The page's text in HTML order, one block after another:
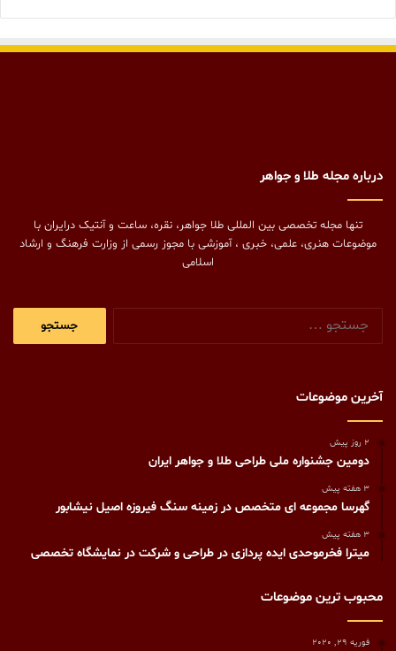
درباره مجله طلا و جواهر
تنها مجله تخصصی بین المللی طلا جواهر، نقره، ساعت و آنتیک درایران با
موضوعات هنری، علمی، خبری ، آموزشی با مجوز رسمی از وزارت فرهنگ و ارشاد
اسلامی
آخرین موضوعات
2 روز پیش
دومین جشنواره ملی طراحی طلا و جواهر ایران
3 هفته پیش
گهرسا مجموعه ای متخصص در زمینه سنگ فیروزه اصیل نیشابور
3 هفته پیش
میترا فخرموحدی ایده پردازی در طراحی و شرکت در نمایشگاه تخصصی
محبوب ترین موضوعات
فوریه 29, 2020